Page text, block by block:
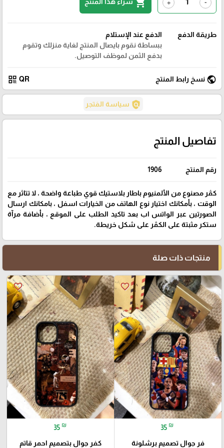
-
+ شراء هذا المنتج
طريقة الدفع
الدفع عند الإستلام
ببساطة نقوم بايصال المنتج لغاية منزلك وتقوم
بدفع الثمن لموظف التوصيل.
public نسخ رابط المنتج QR
qr_code
policy سياسة المَتجر
تفاصيل المنتج
رقم المنتج 1906
كڤر مصنوع من الألمنيوم باطار بلاستيك قوي طباعة واضحة ، لا تتاثر مع
الوقت ، بأمكانك اختيار نوع الهاتف من الخيارات اسفل ، بامكانك ارسال
الصورتين عبر الواتس اب بعد تاكيد الطلب على الموقع ، بأضافة مرآة
ستكر مثبتة على الكڤر على شكل خريطة.
منتجات ذات صلة
favorite_border
35 ₪
فر جوال تصميم برشلونة
favorite_border
35 ₪
كفر جوال بتصميم احمر قاتم